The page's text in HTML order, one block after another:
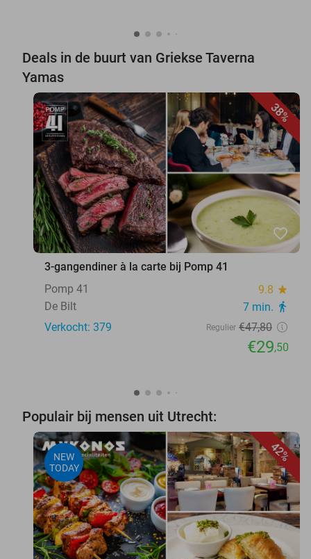
Deals in de buurt van Griekse Taverna
Yamas
38%
favorite_border
3-gangendiner à la carte bij Pomp 41
Pomp 41
9.8 star
De Bilt 7 min. directions_walk
Verkocht: 379 Regulier €47,80
€29,50
Populair bij mensen uit Utrecht:
42%
NEW
TODAY